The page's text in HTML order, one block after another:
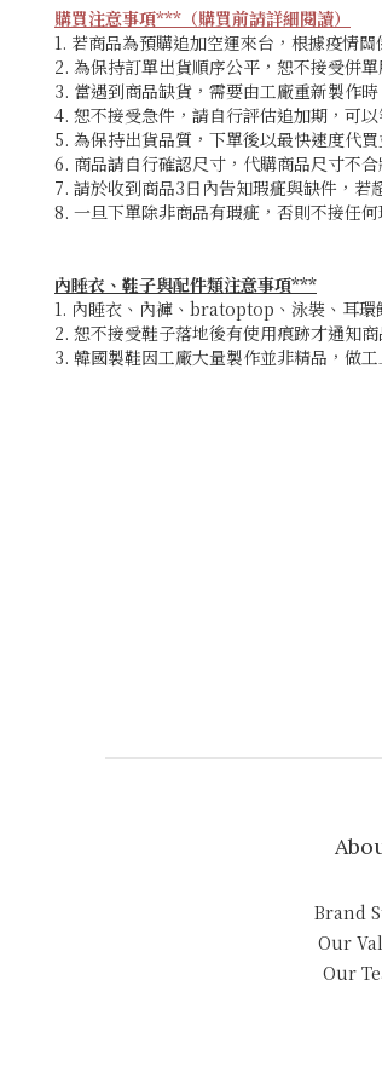
購買注意事項***（購買前請詳細閱讀）
1. 若商品為預購追加空運來台，根據疫情
2. 為保持訂單出貨順序公平，恕不接受併單
3. 當遇到商品缺貨，需要由工廠重新製作
4. 恕不接受急件，請自行評估追加期 ，可
5. 為保持出貨品質，下單後以最快速度代
6. 商品請自行確認尺寸，代購商品尺寸不
7. 請於收到商品3日內告知瑕疵與缺件，若
8. 一旦下單除非商品有瑕疵，否則不接任
內睡衣、鞋子與配件類注意事項***
1. 內睡衣、內褲、bratoptop、泳裝、耳
2. 恕不接受鞋子落地後有使用痕跡才通知
3. 韓國製鞋因工廠大量製作並非精品，做
Brand
Our
Our